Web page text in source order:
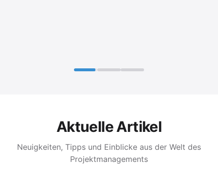
Aktuelle Artikel
Neuigkeiten, Tipps und Einblicke aus der Welt des
Projektmanagements